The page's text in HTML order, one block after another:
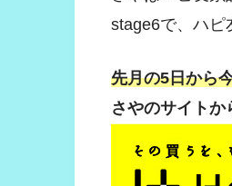
stage6で、ハピ
先月の5日から
さやのサイトか